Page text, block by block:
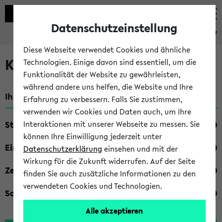
eKVV
Kombisuche im eKVV
Ihre Suchkriterien:
Studienfach
Einrichtung
Zeiten
Sonstiges
Datenschutzeinstellung
Diese Webseite verwendet Cookies und ähnliche
Technologien. Einige davon sind essentiell, um die
Funktionalität der Website zu gewährleisten,
während andere uns helfen, die Website und Ihre
Erfahrung zu verbessern. Falls Sie zustimmen,
verwenden wir Cookies und Daten auch, um Ihre
Interaktionen mit unserer Webseite zu messen. Sie
können Ihre Einwilligung jederzeit unter
Datenschutzerklärung einsehen und mit der
Wirkung für die Zukunft widerrufen. Auf der Seite
finden Sie auch zusätzliche Informationen zu den
verwendeten Cookies und Technologien.
Alle akzeptieren